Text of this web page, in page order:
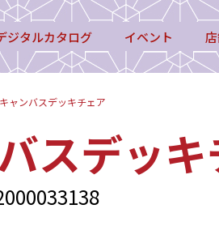
ジタルカタログ イベント
ャンバスデッキチェア
スデッ